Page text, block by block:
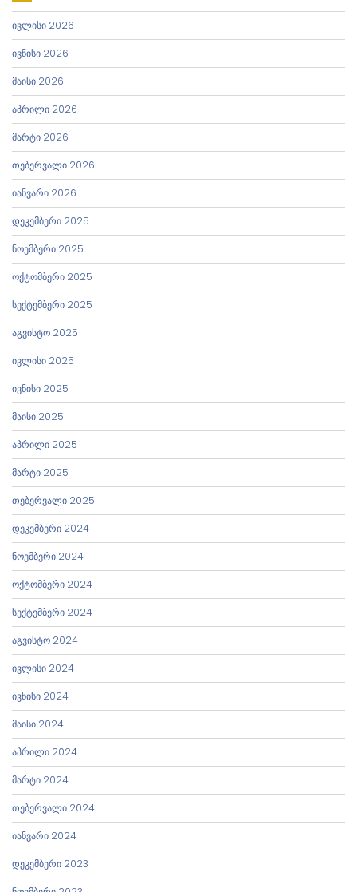
ივლისი 2026
ივნისი 2026
მაისი 2026
აპრილი 2026
მარტი 2026
თებერვალი 2026
იანვარი 2026
დეკემბერი 2025
ნოემბერი 2025
ოქტომბერი 2025
სექტემბერი 2025
აგვისტო 2025
ივლისი 2025
ივნისი 2025
მაისი 2025
აპრილი 2025
მარტი 2025
თებერვალი 2025
დეკემბერი 2024
ნოემბერი 2024
ოქტომბერი 2024
სექტემბერი 2024
აგვისტო 2024
ივლისი 2024
ივნისი 2024
მაისი 2024
აპრილი 2024
მარტი 2024
თებერვალი 2024
იანვარი 2024
დეკემბერი 2023